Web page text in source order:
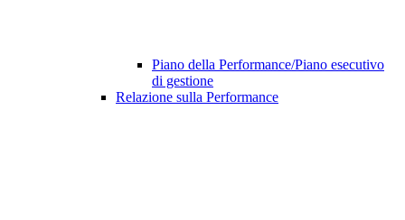
Piano della Performance/Piano esecutivo
di gestione
Relazione sulla Performance